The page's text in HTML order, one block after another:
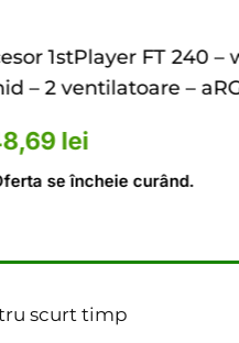
lei.448,69 lei.
Cooler Procesor
FAST aRGB – 12 cm
706,76lei Prețul
472,18
Grăbește-te! Oferta se
scurt timp